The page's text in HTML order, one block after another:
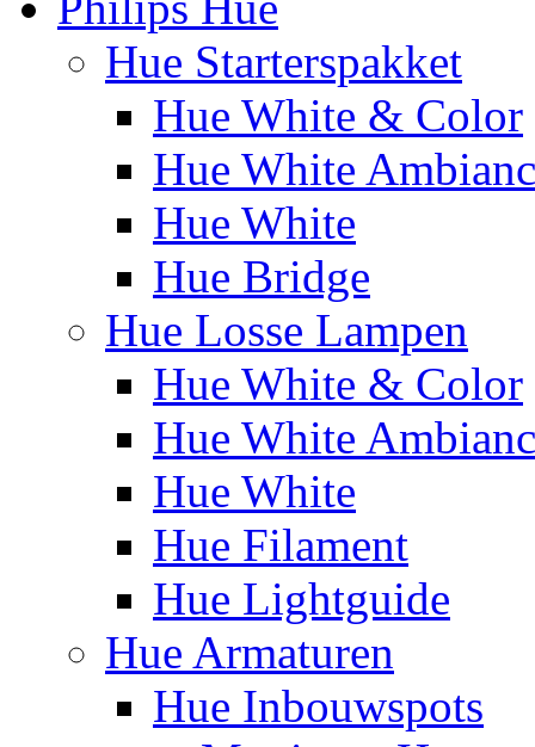
Hue Starterspakket
Hue White & Color
Hue White
Hue White
Hue Bridge
Hue Losse Lampen
Hue White & Color
Hue White
Hue White
Hue Filament
Hue Lightguide
Hue Armaturen
Hue Inbouwspots